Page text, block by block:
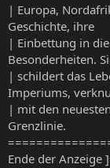
| Europa,
Geschichte, ihre
| Einbettung in
Besonderheiten.
| schildert das
Imperiums,
| mit den
Grenzlinie.
Ende der Anzeige